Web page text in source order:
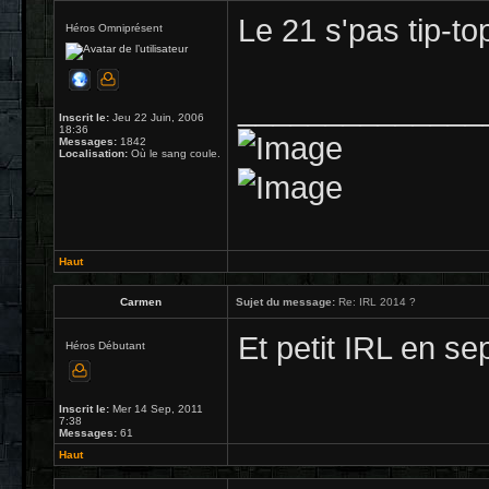
Héros Omniprésent
Inscrit le: Jeu 22 Juin, 2006
18:36
Messages: 1842
Localisation: Où le sang coule.
Le 21 s'pas tip-
Haut
Carmen Sujet du message: Re: IRL 2014 ?
Héros Débutant
Inscrit le: Mer 14 Sep, 2011
7:38
Messages: 61
Et petit IRL en
Haut